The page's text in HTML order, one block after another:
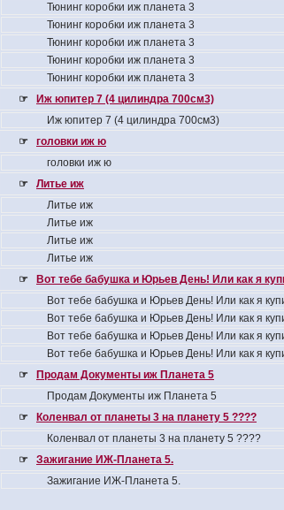
Тюнинг коробки иж планета 3
Тюнинг коробки иж планета 3
Тюнинг коробки иж планета 3
Тюнинг коробки иж планета 3
Тюнинг коробки иж планета 3
☞
Иж юпитер 7 (4 цилиндра 700см3)
Иж юпитер 7 (4 цилиндра 700см3)
☞
головки иж ю
головки иж ю
☞
Литье иж
Литье иж
Литье иж
Литье иж
Литье иж
☞
Вот тебе бабушка и Юрьев День! Или как я
Вот тебе бабушка и Юрьев День! Или как я
Вот тебе бабушка и Юрьев День! Или как я
Вот тебе бабушка и Юрьев День! Или как я
Вот тебе бабушка и Юрьев День! Или как я
☞
Продам Документы иж Планета 5
Продам Документы иж Планета 5
☞
Коленвал от планеты 3 на планету 5 ????
Коленвал от планеты 3 на планету 5 ????
☞
Зажигание ИЖ-Планета 5.
Зажигание ИЖ-Планета 5.